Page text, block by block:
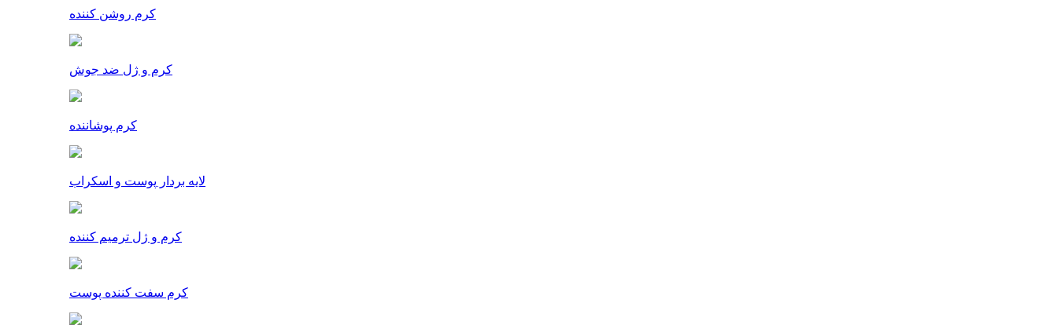
کرم روشن کننده
کرم و ژل ضد جوش
کرم پوشاننده
لایه بردار پوست و اسکراب
کرم و ژل ترمیم کننده
کرم سفت کننده پوست